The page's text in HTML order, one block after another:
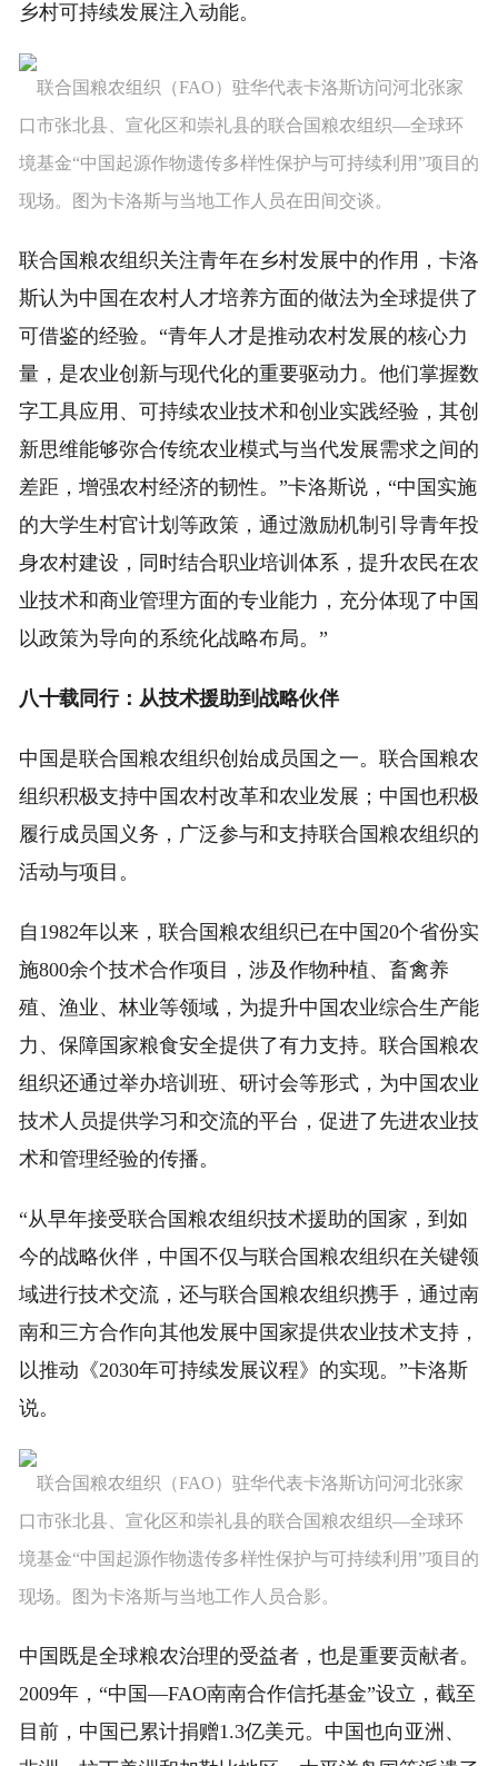
乡村可持续发展注入动能。
联合国粮农组织（FAO）驻华代表卡洛斯访问河北张家
口市张北县、宣化区和崇礼县的联合国粮农组织—全球环
境基金“中国起源作物遗传多样性保护与可持续利用”项目的
现场。图为卡洛斯与当地工作人员在田间交谈。
联合国粮农组织关注青年在乡村发展中的作用，卡洛
斯认为中国在农村人才培养方面的做法为全球提供了
可借鉴的经验。“青年人才是推动农村发展的核心力
量，是农业创新与现代化的重要驱动力。他们掌握数
字工具应用、可持续农业技术和创业实践经验，其创
新思维能够弥合传统农业模式与当代发展需求之间的
差距，增强农村经济的韧性。”卡洛斯说，“中国实施
的大学生村官计划等政策，通过激励机制引导青年投
身农村建设，同时结合职业培训体系，提升农民在农
业技术和商业管理方面的专业能力，充分体现了中国
以政策为导向的系统化战略布局。”
八十载同行：从技术援助到战略伙伴
中国是联合国粮农组织创始成员国之一。联合国粮农
组织积极支持中国农村改革和农业发展；中国也积极
履行成员国义务，广泛参与和支持联合国粮农组织的
活动与项目。
自1982年以来，联合国粮农组织已在中国20个省份实
施800余个技术合作项目，涉及作物种植、畜禽养
殖、渔业、林业等领域，为提升中国农业综合生产能
力、保障国家粮食安全提供了有力支持。联合国粮农
组织还通过举办培训班、研讨会等形式，为中国农业
技术人员提供学习和交流的平台，促进了先进农业技
术和管理经验的传播。
“从早年接受联合国粮农组织技术援助的国家，到如
今的战略伙伴，中国不仅与联合国粮农组织在关键领
域进行技术交流，还与联合国粮农组织携手，通过南
南和三方合作向其他发展中国家提供农业技术支持，
以推动《2030年可持续发展议程》的实现。”卡洛斯
说。
联合国粮农组织（FAO）驻华代表卡洛斯访问河北张家
口市张北县、宣化区和崇礼县的联合国粮农组织—全球环
境基金“中国起源作物遗传多样性保护与可持续利用”项目的
现场。图为卡洛斯与当地工作人员合影。
中国既是全球粮农治理的受益者，也是重要贡献者。
2009年，“中国—FAO南南合作信托基金”设立，截至
目前，中国已累计捐赠1.3亿美元。中国也向亚洲、